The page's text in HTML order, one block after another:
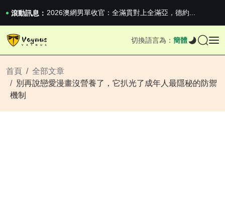
滾動訊息： 2026澳網男單收官：全滿貫對上全滿亞，德約...
《巔峰守衛 Highguard》正式上線，官...
iPhone 16e 釋出，蘋果你不要太離譜
iPhone 16e 釋出，蘋果你不要太離譜
切換語言為： 簡體
首頁
全部文章
別再說戀愛漫畫沒營養了，它扒光了成年人最隱秘的防禦
機制